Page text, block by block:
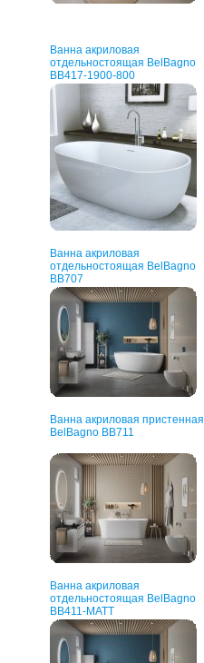
Ванна акриловая
отдельностоящая BelBagno
BB417-1900-800
Ванна акриловая
отдельностоящая BelBagno
BB707
Ванна акриловая пристенная
BelBagno BB711
Ванна акриловая
отдельностоящая BelBagno
ВВ411-MATT